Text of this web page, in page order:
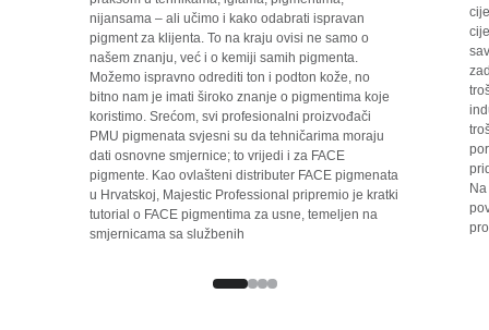
nijansama – ali učimo i kako odabrati ispravan
pigment za klijenta. To na kraju ovisi ne samo o
našem znanju, već i o kemiji samih pigmenta.
Možemo ispravno odrediti ton i podton kože, no
bitno nam je imati široko znanje o pigmentima koje
koristimo. Srećom, svi profesionalni proizvođači
PMU pigmenata svjesni su da tehničarima moraju
dati osnovne smjernice; to vrijedi i za FACE
pigmente. Kao ovlašteni distributer FACE pigmenata
u Hrvatskoj, Majestic Professional pripremio je kratki
tutorial o FACE pigmentima za usne, temeljen na
smjernicama sa službenih